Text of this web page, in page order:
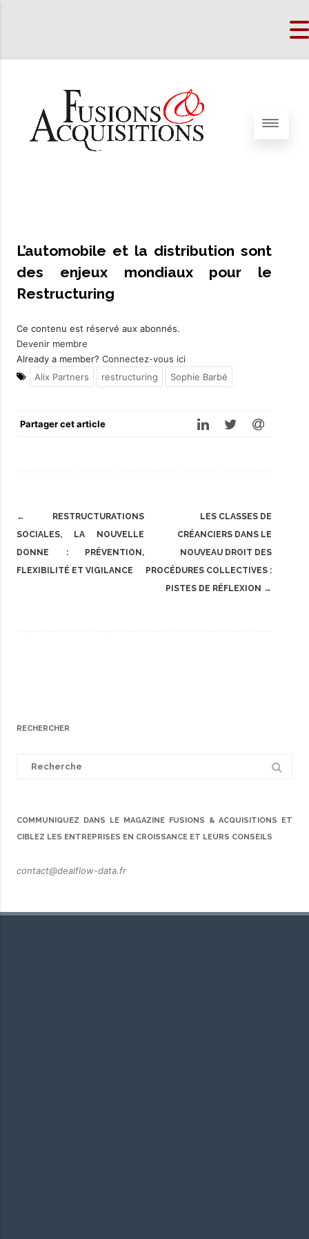
L’automobile et la distribution sont
des enjeux mondiaux pour le
Restructuring
Ce contenu est réservé aux abonnés.
Devenir membre
Already a member? Connectez-vous ici
Alix Partners
restructuring Sophie Barbé
Partager cet article
Post
navigation
←
RESTRUCTURATIONS
SOCIALES, LA NOUVELLE
DONNE : PRÉVENTION,
FLEXIBILITÉ ET VIGILANCE
LES CLASSES DE
CRÉANCIERS DANS LE
NOUVEAU DROIT DES
PROCÉDURES COLLECTIVES :
PISTES DE RÉFLEXION →
RECHERCHER
COMMUNIQUEZ DANS LE MAGAZINE FUSIONS & ACQUISITIONS ET
CIBLEZ LES ENTREPRISES EN CROISSANCE ET LEURS CONSEILS
contact@dealflow-data.fr